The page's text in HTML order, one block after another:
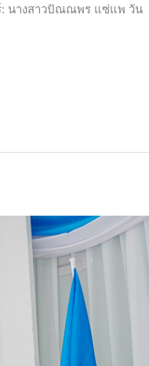
: นางสาวปัณณพร แซ่แพ วัน